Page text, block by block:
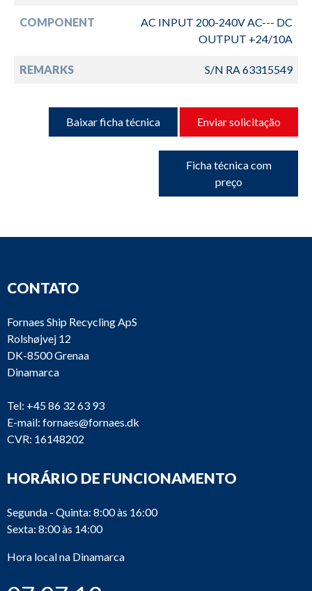
COMPONENT
AC INPUT 200-240V AC--- DC
OUTPUT +24/10A
REMARKS S/N RA 63315549
Baixar ficha técnica Enviar solicitação
Ficha técnica com
preço
CONTATO
Fornaes Ship Recycling ApS
Rolshøjvej 12
DK-8500 Grenaa
Dinamarca
Tel: +45 86 32 63 93
E-mail: fornaes@fornaes.dk
CVR: 16148202
HORÁRIO DE FUNCIONAMENTO
Segunda - Quinta: 8:00 às 16:00
Sexta: 8:00 às 14:00
Hora local na Dinamarca